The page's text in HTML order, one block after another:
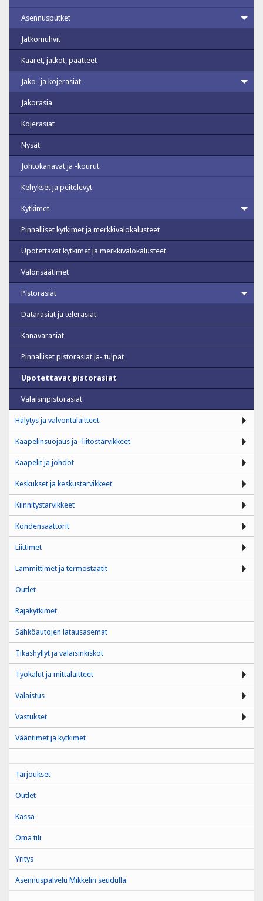
Asennusputket
Jatkomuhvit
Kaaret, jatkot, päätteet
Jako- ja kojerasiat
Jakorasia
Kojerasiat
Nysät
Johtokanavat ja -kourut
Kehykset ja peitelevyt
Kytkimet
Pinnalliset kytkimet ja merkkivalokalusteet
Upotettavat kytkimet ja merkkivalokalusteet
Valonsäätimet
Pistorasiat
Datarasiat ja telerasiat
Kanavarasiat
Pinnalliset pistorasiat ja- tulpat
Upotettavat pistorasiat
Valaisinpistorasiat
Hälytys ja valvontalaitteet
Kaapelinsuojaus ja -liitostarvikkeet
Kaapelit ja johdot
Keskukset ja keskustarvikkeet
Kiinnitystarvikkeet
Kondensaattorit
Liittimet
Lämmittimet ja termostaatit
Outlet
Rajakytkimet
Sähköautojen latausasemat
Tikashyllyt ja valaisinkiskot
Työkalut ja mittalaitteet
Valaistus
Vastukset
Vääntimet ja kytkimet
Tarjoukset
Outlet
Kassa
Oma tili
Yritys
Asennuspalvelu Mikkelin seudulla